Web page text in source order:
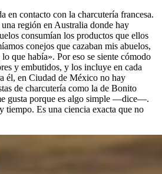
en contacto con la charcutería francesa.
región en Australia donde hay
consumían los productos que ellos
conejos que cazaban mis abuelos,
que había». Por eso se siente cómodo
y embutidos, y los incluye en cada
él, en Ciudad de México no hay
de charcutería como la de Bonito
gusta porque es algo simple —dice—.
tiempo. Es una ciencia exacta que no